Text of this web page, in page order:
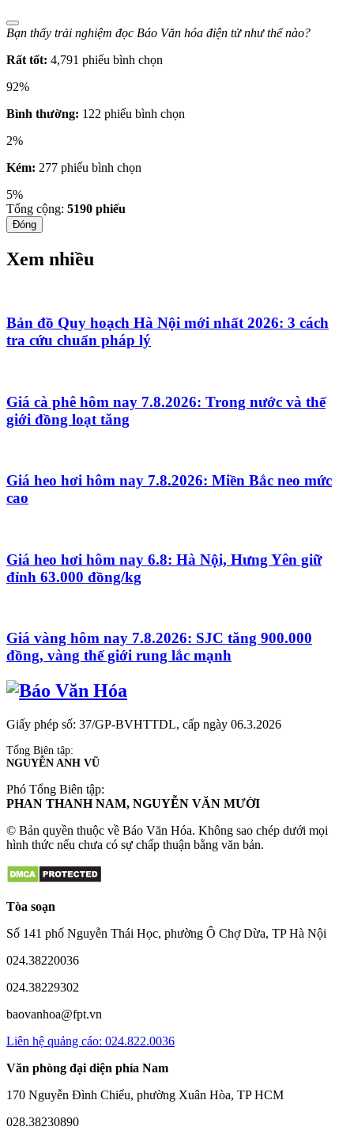
Bạn thấy trải nghiệm đọc Báo Văn hóa điện tử như thế nào?
Rất tốt: 4,791 phiếu bình chọn
92%
Bình thường: 122 phiếu bình chọn
2%
Kém: 277 phiếu bình chọn
5%
Tổng cộng: 5190 phiếu
Đóng
Xem nhiều
Bản đồ Quy hoạch Hà Nội mới nhất 2026: 3 cách
tra cứu chuẩn pháp lý
Giá cà phê hôm nay 7.8.2026: Trong nước và thế
giới đồng loạt tăng
Giá heo hơi hôm nay 7.8.2026: Miền Bắc neo mức
cao
Giá heo hơi hôm nay 6.8: Hà Nội, Hưng Yên giữ
đỉnh 63.000 đồng/kg
Giá vàng hôm nay 7.8.2026: SJC tăng 900.000
đồng, vàng thế giới rung lắc mạnh
Giấy phép số: 37/GP-BVHTTDL, cấp ngày 06.3.2026
Tổng Biên tập:
NGUYỄN ANH VŨ
Phó Tổng Biên tập:
PHAN THANH NAM, NGUYỄN VĂN MƯỜI
© Bản quyền thuộc về Báo Văn Hóa. Không sao chép dưới mọi
hình thức nếu chưa có sự chấp thuận bằng văn bản.
Tòa soạn
Số 141 phố Nguyễn Thái Học, phường Ô Chợ Dừa, TP Hà Nội
024.38220036
024.38229302
baovanhoa@fpt.vn
Liên hệ quảng cáo: 024.822.0036
Văn phòng đại diện phía Nam
170 Nguyễn Đình Chiểu, phường Xuân Hòa, TP HCM
028.38230890